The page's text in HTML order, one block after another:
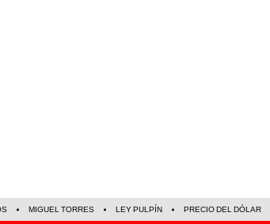
MIGUEL TORRES LEY PULPÍN PRECIO DEL DÓLAR